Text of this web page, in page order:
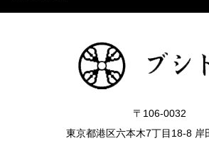
〒106-0032
東京都港区六本木7丁目18-8 岸